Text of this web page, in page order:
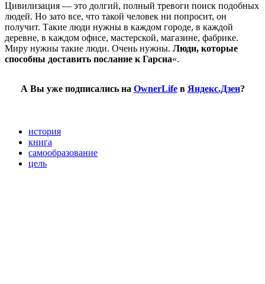
Цивилизация — это долгий, полный тревоги поиск подобных
людей. Но зато все, что такой человек ни попросит, он
получит. Такие люди нужны в каждом городе, в каждой
деревне, в каждом офисе, мастерской, магазине, фабрике.
Миру нужны такие люди. Очень нужны. Люди, которые
способны доставить послание к Гарсиа«.
А Вы уже подписались на OwnerLifeв Яндекс.Дзен?
история
книга
самообразование
цель